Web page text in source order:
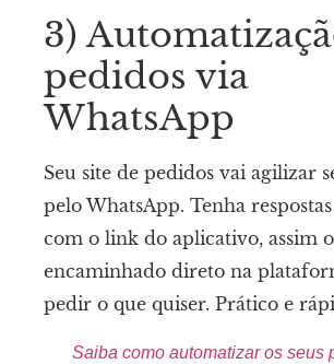
3)
pedidos via
WhatsApp
Seu site de pedidos vai agilizar
pelo WhatsApp. Tenha
com o link do aplicativo, assim
encaminhado direto na
pedir o que quiser. Prático e
Saiba como automatizar os seus